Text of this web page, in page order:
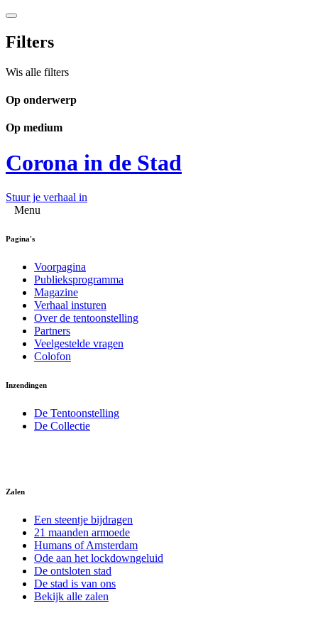
Filters
Wis alle filters
Op onderwerp
Op medium
Corona in de Stad
Stuur je verhaal in
Menu
Pagina's
Voorpagina
Publieksprogramma
Magazine
Verhaal insturen
Over de tentoonstelling
Partners
Veelgestelde vragen
Colofon
Inzendingen
De Tentoonstelling
De Collectie
Zalen
Een steentje bijdragen
21 maanden armoede
Humans of Amsterdam
Ode aan het lockdowngeluid
De ontsloten stad
De stad is van ons
Bekijk alle zalen